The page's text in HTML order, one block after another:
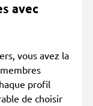
avec
vous avez la
profil
de choisir